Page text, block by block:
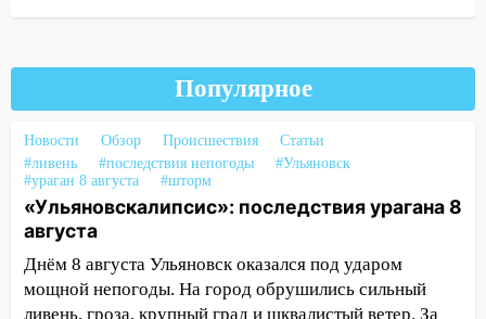
Шторм продолжает ломать город:
на улице Любови Шевцовой рухнул
светофор
14:14
Студента из Ульяновска обманули
мошенники под видом преподавателя
14:12 Куда жаловаться ульяновцам на
упавшее дерево или затопленную улицу
после непогоды
Популярное
Новости Обзор Происшествия
Статьи
#ливень
#последствия непогоды
#Ульяновск
#ураган 8 августа
#шторм
«Ульяновскалипсис»: последствия урагана 8
августа
Днём 8 августа Ульяновск оказался под ударом
мощной непогоды. На город обрушились сильный
ливень, гроза, крупный град и шквалистый ветер. За